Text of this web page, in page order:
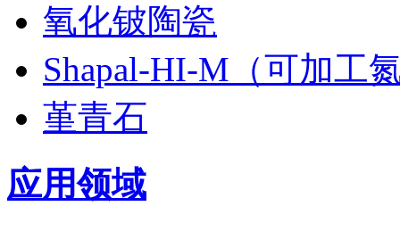
氧化铍陶瓷
Shapal-HI-M（可加工
堇青石
应用领域